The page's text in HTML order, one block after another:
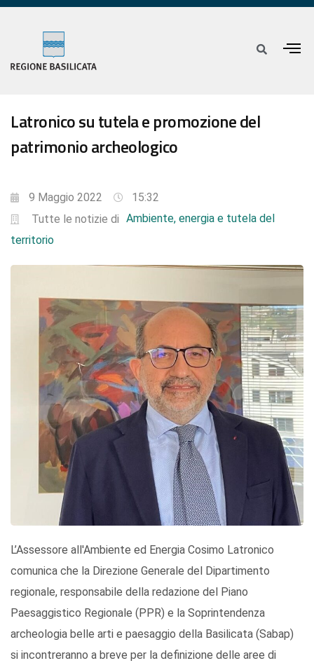
Latronico su tutela e promozione del
patrimonio archeologico
9 Maggio 2022
15:32
Tutte le notizie di Ambiente, energia e tutela del
territorio
L’Assessore all'Ambiente ed Energia Cosimo Latronico
comunica che la Direzione Generale del Dipartimento
regionale, responsabile della redazione del Piano
Paesaggistico Regionale (PPR) e la Soprintendenza
archeologia belle arti e paesaggio della Basilicata (Sabap)
si incontreranno a breve per la definizione delle aree di